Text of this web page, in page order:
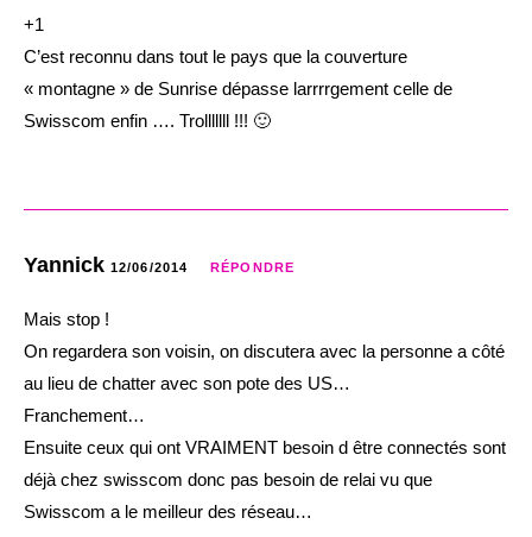
+1
C’est reconnu dans tout le pays que la couverture
« montagne » de Sunrise dépasse larrrrgement celle de
Swisscom enfin …. Trolllllll !!! 🙂
Yannick 12/06/2014 RÉPONDRE
Mais stop !
On regardera son voisin, on discutera avec la personne a côté
au lieu de chatter avec son pote des US…
Franchement…
Ensuite ceux qui ont VRAIMENT besoin d être connectés sont
déjà chez swisscom donc pas besoin de relai vu que
Swisscom a le meilleur des réseau…